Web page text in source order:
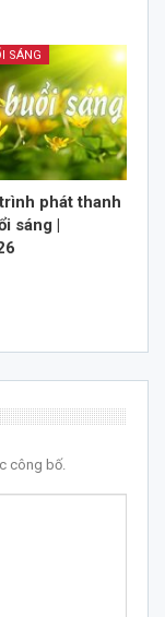
SÁNG
phát thanh
sáng |
công bố.